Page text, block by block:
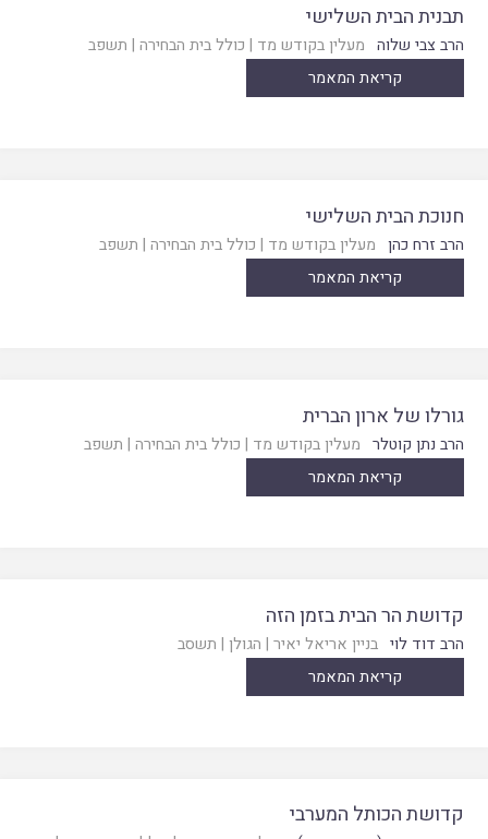
תבנית הבית השלישי
הרב צבי שלוה מעלין בקודש מד | כולל בית הבחירה | תשפב
קריאת המאמר
חנוכת הבית השלישי
הרב זרח כהן מעלין בקודש מד | כולל בית הבחירה | תשפב
קריאת המאמר
גורלו של ארון הברית
הרב נתן קוטלר מעלין בקודש מד | כולל בית הבחירה | תשפב
קריאת המאמר
קדושת הר הבית בזמן הזה
הרב דוד לוי בניין אריאל יאיר | הגולן | תשסב
קריאת המאמר
קדושת הכותל המערבי